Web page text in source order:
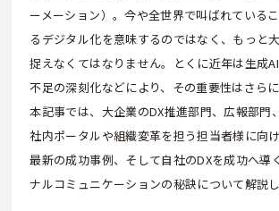
ーメーション）。今や全世界で叫ばれている
るデジタル化を意味するのではなく、もっと
捉えなくてはなりません。とくに近年は生成
不足の深刻化などにより、その重要性はさらに
本記事では、大企業のDX推進部門、広報部門
社内ポータルや組織変革を担う担当者様に向
最新の成功事例、そして自社のDXを成功へ導
ナルコミュニケーションの秘訣について解説し